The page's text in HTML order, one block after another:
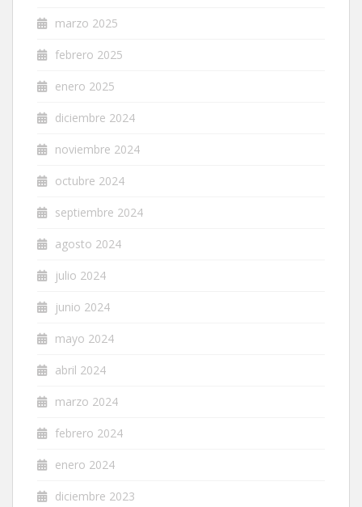
marzo 2025
febrero 2025
enero 2025
diciembre 2024
noviembre 2024
octubre 2024
septiembre 2024
agosto 2024
julio 2024
junio 2024
mayo 2024
abril 2024
marzo 2024
febrero 2024
enero 2024
diciembre 2023